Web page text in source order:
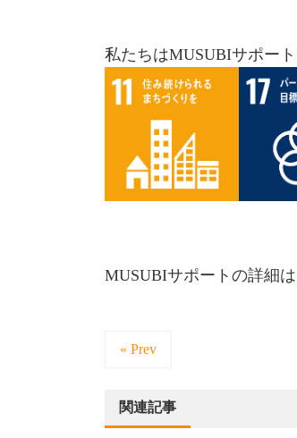
私たちはMUSUBIサポー
MUSUBIサポートの詳細は
« Prev
関連記事